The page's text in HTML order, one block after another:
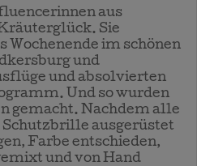
aus
Sie
Wochenende im schönen
und
und absolvierten
Und so wurden
gemacht. Nachdem alle
ausgerüstet
Farbe entschieden,
und von Hand